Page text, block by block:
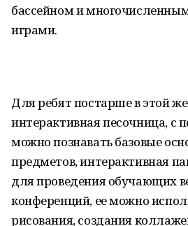
бассейном и
играми.
Для ребят постарше в этой
интерактивная песочница, с
можно познавать базовые
предметов, интерактивная
для проведения обучающих
конференций, ее можно
рисования, создания